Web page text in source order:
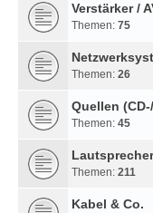
Verstärker /
Themen: 75
Themen: 26
Quellen
Themen: 45
Lautsprecher
Themen: 211
Kabel & Co.